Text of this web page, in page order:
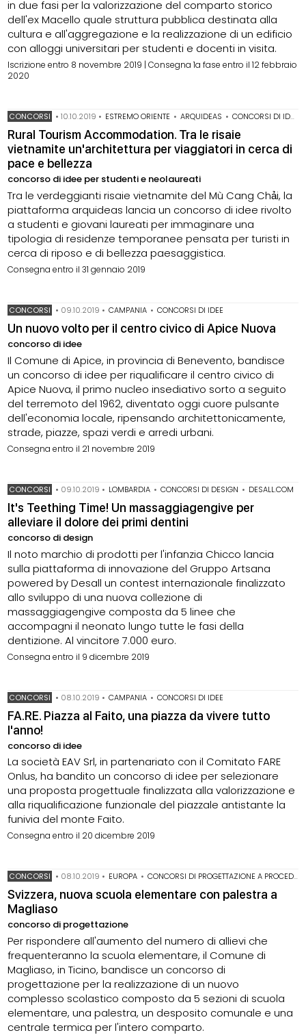
in due fasi per la valorizzazione del comparto storico
dell'ex Macello quale struttura pubblica destinata alla
cultura e all'aggregazione e la realizzazione di un edificio
con alloggi universitari per studenti e docenti in visita.
Iscrizione entro 8 novembre 2019 | Consegna 1a fase entro il 12 febbraio
2020
CONCORSI •10.10.2019 • ESTREMO ORIENTE • ARQUIDEAS • CONCORSI DI IDEE
Rural Tourism Accommodation. Tra le risaie
vietnamite un'architettura per viaggiatori in cerca di
pace e bellezza
concorso di idee per studenti e neolaureati
Tra le verdeggianti risaie vietnamite del Mù Cang Chải, la
piattaforma arquideas lancia un concorso di idee rivolto
a studenti e giovani laureati per immaginare una
tipologia di residenze temporanee pensata per turisti in
cerca di riposo e di bellezza paesaggistica.
Consegna entro il 31 gennaio 2019
CONCORSI • 09.10.2019 • CAMPANIA • CONCORSI DI IDEE
Un nuovo volto per il centro civico di Apice Nuova
concorso di idee
Il Comune di Apice, in provincia di Benevento, bandisce
un concorso di idee per riqualificare il centro civico di
Apice Nuova, il primo nucleo insediativo sorto a seguito
del terremoto del 1962, diventato oggi cuore pulsante
dell'economia locale, ripensando architettonicamente,
strade, piazze, spazi verdi e arredi urbani.
Consegna entro il 21 novembre 2019
CONCORSI • 09.10.2019 • LOMBARDIA • CONCORSI DI DESIGN • DESALL.COM
It's Teething Time! Un massaggiagengive per
alleviare il dolore dei primi dentini
concorso di design
Il noto marchio di prodotti per l'infanzia Chicco lancia
sulla piattaforma di innovazione del Gruppo Artsana
powered by Desall un contest internazionale finalizzato
allo sviluppo di una nuova collezione di
massaggiagengive composta da 5 linee che
accompagni il neonato lungo tutte le fasi della
dentizione. Al vincitore 7.000 euro.
Consegna entro il 9 dicembre 2019
CONCORSI • 08.10.2019 • CAMPANIA • CONCORSI DI IDEE
FA.RE. Piazza al Faito, una piazza da vivere tutto
l'anno!
concorso di idee
La società EAV Srl, in partenariato con il Comitato FARE
Onlus, ha bandito un concorso di idee per selezionare
una proposta progettuale finalizzata alla valorizzazione e
alla riqualificazione funzionale del piazzale antistante la
funivia del monte Faito.
Consegna entro il 20 dicembre 2019
CONCORSI • 08.10.2019 • EUROPA • CONCORSI DI PROGETTAZIONE A PROCEDURA APERTA
Svizzera, nuova scuola elementare con palestra a
Magliaso
concorso di progettazione
Per rispondere all'aumento del numero di allievi che
frequenteranno la scuola elementare, il Comune di
Magliaso, in Ticino, bandisce un concorso di
progettazione per la realizzazione di un nuovo
complesso scolastico composto da 5 sezioni di scuola
elementare, una palestra, un desposito comunale e una
centrale termica per l'intero comparto.